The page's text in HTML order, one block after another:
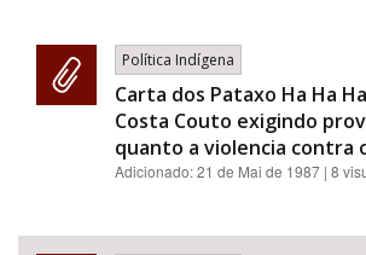
Política Indígena
Carta dos Pataxo Ha Ha
Costa Couto exigindo
quanto a violencia contra
Adicionado:21 de Mai de 1987 | 8